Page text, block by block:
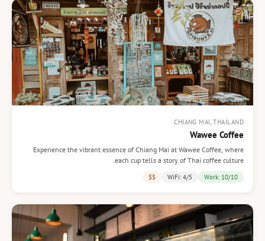
CHIANG MAI, THAILAND
Wawee Coffee
Experience the vibrant essence of Chiang Mai at Wawee Coffee, where
each cup tells a story of Thai coffee culture.
Work: 10/10
WiFi: 4/5
$$